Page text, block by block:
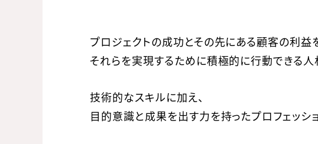
プロジェクトの成功とその先にある顧客の利益
それらを実現するために積極的に行動できる人
技術的なスキルに加え、
目的意識と成果を出す力を持ったプロフェッシ